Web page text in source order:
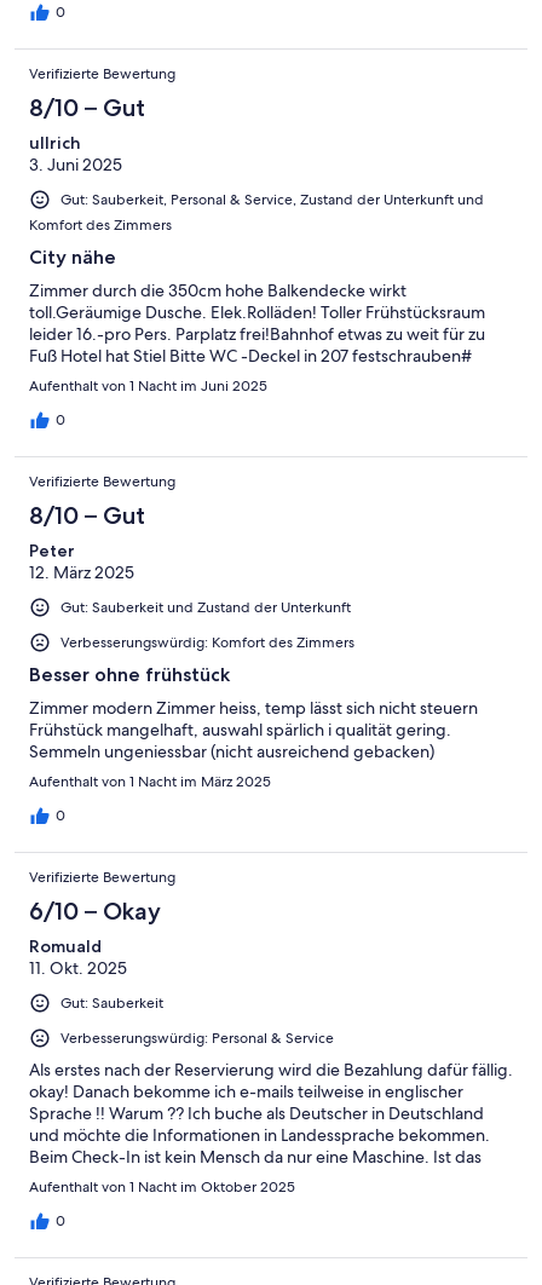
0
Verifizierte Bewertung
8/10 – Gut
ullrich
3. Juni 2025
Gut: Sauberkeit, Personal & Service, Zustand der Unterkunft und
Komfort des Zimmers
City nähe
Zimmer durch die 350cm hohe Balkendecke wirkt
toll.Geräumige Dusche. Elek.Rolläden! Toller Frühstücksraum
leider 16.-pro Pers. Parplatz frei!Bahnhof etwas zu weit für zu
Fuß Hotel hat Stiel Bitte WC -Deckel in 207 festschrauben#
Aufenthalt von 1 Nacht im Juni 2025
0
Verifizierte Bewertung
8/10 – Gut
Peter
12. März 2025
Gut: Sauberkeit und Zustand der Unterkunft
Verbesserungswürdig: Komfort des Zimmers
Besser ohne frühstück
Zimmer modern Zimmer heiss, temp lässt sich nicht steuern
Frühstück mangelhaft, auswahl spärlich i qualität gering.
Semmeln ungeniessbar (nicht ausreichend gebacken)
Aufenthalt von 1 Nacht im März 2025
0
Verifizierte Bewertung
6/10 – Okay
Romuald
11. Okt. 2025
Gut: Sauberkeit
Verbesserungswürdig: Personal & Service
Als erstes nach der Reservierung wird die Bezahlung dafür fällig.
okay! Danach bekomme ich e-mails teilweise in englischer
Sprache !! Warum ?? Ich buche als Deutscher in Deutschland
und möchte die Informationen in Landessprache bekommen.
Beim Check-In ist kein Mensch da nur eine Maschine. Ist das
Service? Ich bilde erst eine Selbsthilfergruppe um weiter zu
habe hier keinen Service erlebt sondern nur Verkauf !!!
Aufenthalt von 1 Nacht im Oktober 2025
0